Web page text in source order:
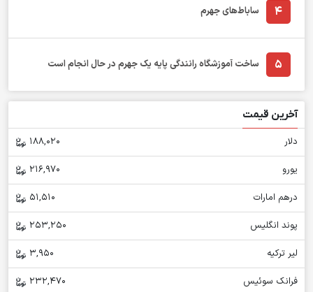
4 ساباط‌های جهرم
5 ساخت آموزشگاه رانندگی پایه یک جهرم در حال انجام است
آخرین قیمت
دلار
188,020
یورو
216,970
درهم امارات
51,510
پوند انگلیس
253,250
لیر ترکیه
3,950
فرانک سوئیس
232,470